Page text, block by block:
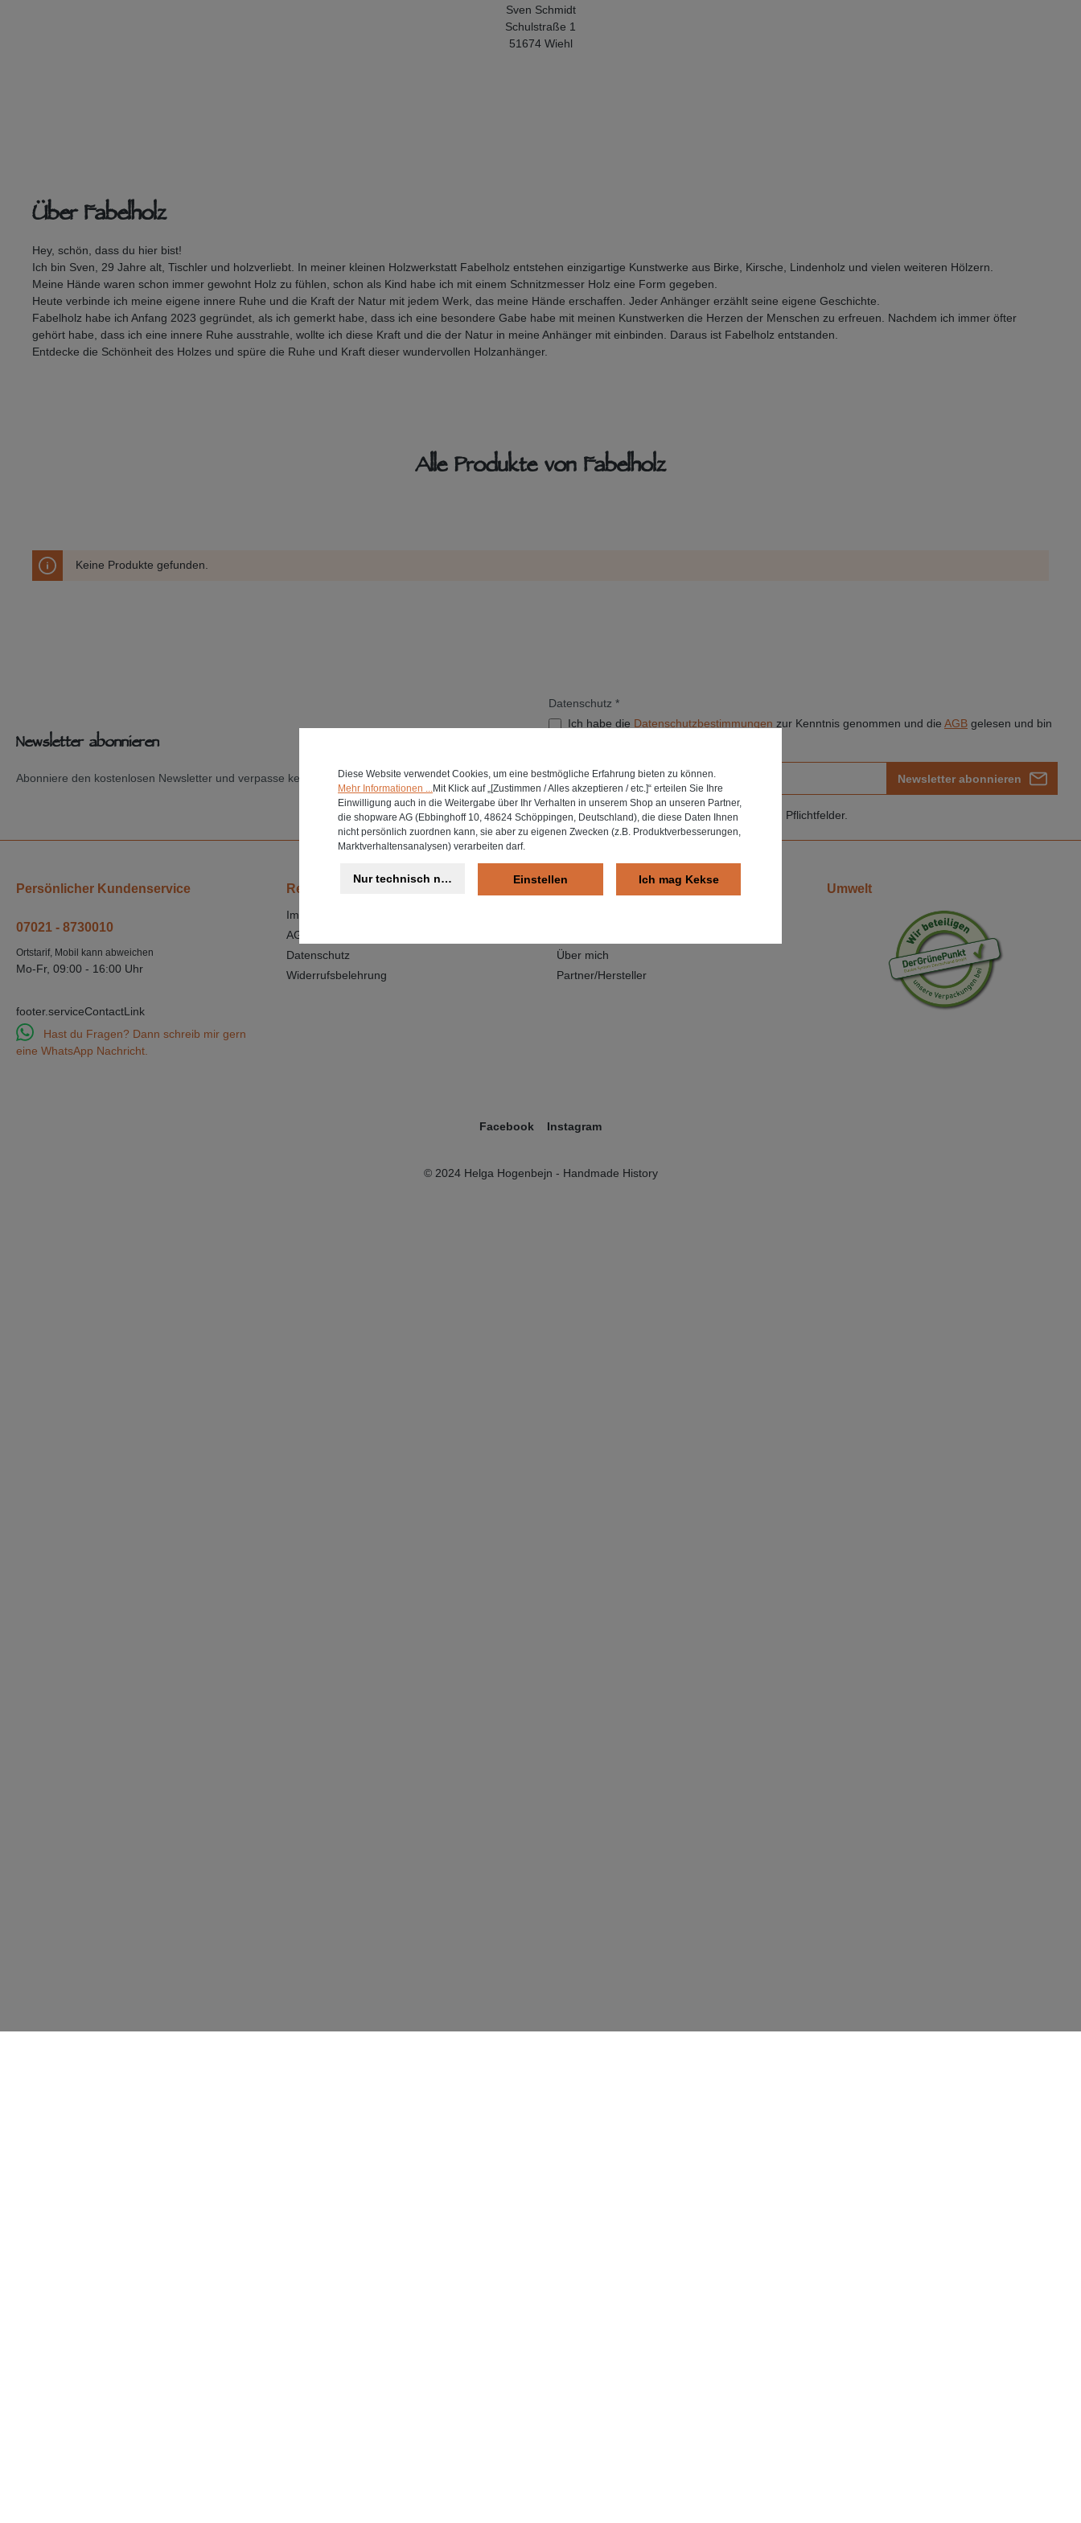
Sven Schmidt
Schulstraße 1
51674 Wiehl
Über Fabelholz
Hey, schön, dass du hier bist!
Ich bin Sven, 29 Jahre alt, Tischler und holzverliebt. In meiner kleinen Holzwerkstatt Fabelholz entstehen einzigartige Kunstwerke aus Birke, Kirsche, Lindenholz und vielen weiteren Hölzern.
Meine Hände waren schon immer gewohnt Holz zu fühlen, schon als Kind habe ich mit einem Schnitzmesser Holz eine Form gegeben.
Heute verbinde ich meine eigene innere Ruhe und die Kraft der Natur mit jedem Werk, das meine Hände erschaffen. Jeder Anhänger erzählt seine eigene Geschichte.
Fabelholz habe ich Anfang 2023 gegründet, als ich gemerkt habe, dass ich eine besondere Gabe habe mit meinen Kunstwerken die Herzen der Menschen zu erfreuen. Nachdem ich immer öfter
gehört habe, dass ich eine innere Ruhe ausstrahle, wollte ich diese Kraft und die der Natur in meine Anhänger mit einbinden. Daraus ist Fabelholz entstanden.
Entdecke die Schönheit des Holzes und spüre die Ruhe und Kraft dieser wundervollen Holzanhänger.
Alle Produkte von Fabelholz
Keine Produkte gefunden.
Newsletter abonnieren
Abonniere den kostenlosen Newsletter und verpasse keine Neuigkeit oder Aktion mehr von mir.
Datenschutz *
Ich habe die Datenschutzbestimmungen zur Kenntnis genommen und die AGB gelesen und bin
Newsletter abonnieren
Die mit einem Stern (*) markierten Felder sind Pflichtfelder.
Persönlicher Kundenservice
07021 - 8730010
Ortstarif, Mobil kann abweichen
Mo-Fr, 09:00 - 16:00 Uhr
footer.serviceContactLink
Hast du Fragen? Dann schreib mir gern
eine WhatsApp Nachricht.
Rechtliches
Impressum
AGB's
Datenschutz
Widerrufsbelehrung
Über mich
Partner/Hersteller
Umwelt
Facebook Instagram
© 2024 Helga Hogenbejn - Handmade History
Diese Website verwendet Cookies, um eine bestmögliche Erfahrung bieten zu können.
Mehr Informationen ...Mit Klick auf „[Zustimmen / Alles akzeptieren / etc.]“ erteilen Sie Ihre
Einwilligung auch in die Weitergabe über Ihr Verhalten in unserem Shop an unseren Partner,
die shopware AG (Ebbinghoff 10, 48624 Schöppingen, Deutschland), die diese Daten Ihnen
nicht persönlich zuordnen kann, sie aber zu eigenen Zwecken (z.B. Produktverbesserungen,
Marktverhaltensanalysen) verarbeiten darf.
Nur technisch notwendige Einstellen Ich mag Kekse